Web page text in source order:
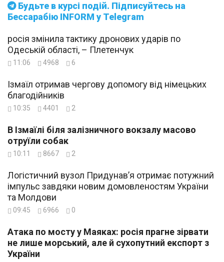
Будьте в курсі подій. Підписуйтесь на
Бессарабію INFORM у Telegram
росія змінила тактику дронових ударів по
Одеській області, – Плетенчук
11:06 4968 6
Ізмаїл отримав чергову допомогу від німецьких
благодійників
10:35 4401 2
В Ізмаїлі біля залізничного вокзалу масово
отруїли собак
10:11 8667 2
Логістичний вузол Придунав’я отримає потужний
імпульс завдяки новим домовленостям України
та Молдови
09:45 6966 0
Атака по мосту у Маяках: росія прагне зірвати
не лише морський, але й сухопутний експорт з
України